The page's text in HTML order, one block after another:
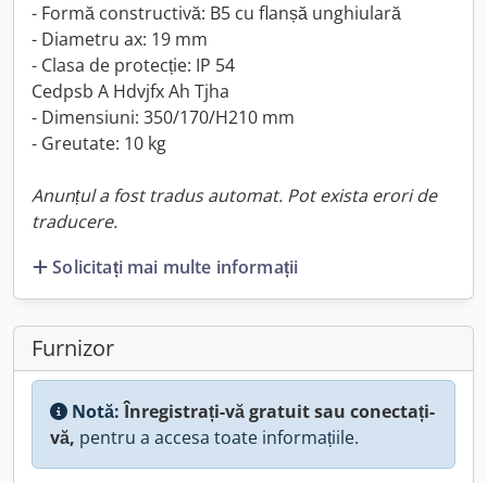
- Formă constructivă: B5 cu flanșă unghiulară
- Diametru ax: 19 mm
- Clasa de protecție: IP 54
Cedpsb A Hdvjfx Ah Tjha
- Dimensiuni: 350/170/H210 mm
- Greutate: 10 kg
Anunțul a fost tradus automat. Pot exista erori de
traducere.
Solicitați mai multe informații
Furnizor
Notă:Înregistrați-vă gratuit sau conectați-
vă, pentru a accesa toate informațiile.